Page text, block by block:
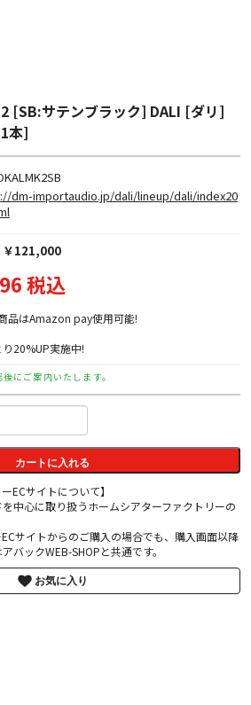
[SB:サテンブラック] DALI [ダリ]
本]
dm-importaudio.jp/dali/lineup/dali/index20
￥121,000
税込
品はAmazon pay使用可能!
20%UP実施中!
にご案内いたします。
カートに入れる
ECサイトについて】
中心に取り扱うホームシアターファクトリーの
サイトからのご購入の場合でも、購入画面以降
バックWEB-SHOPと共通です。
お気に入り